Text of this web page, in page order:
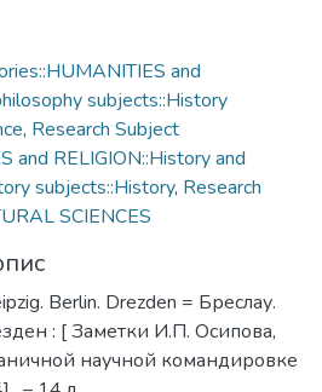
and
subjects::History
, Research Subject
and RELIGION::History and
subjects::History, Research
SCIENCES
Berlin. Drezden = Бреслау.
: [ Заметки И.П. Осипова,
научной командировке